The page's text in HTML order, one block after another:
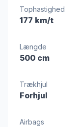
Tophastighed
177 km/t
Længde
500 cm
Trækhjul
Forhjul
Airbags